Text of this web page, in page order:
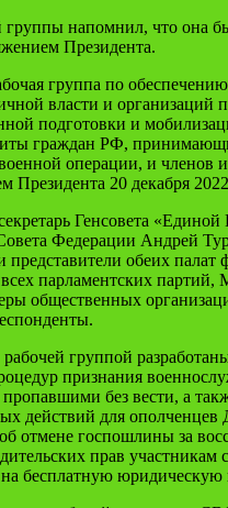
группы напомнил, что она
Президента.
группа по
власти и организаций
подготовки и
граждан РФ,
операции, и членов
Президента 20 декабря
Генсовета
Федерации Андрей
обеих палат
парламентских партий,
общественных
группой
признания
без вести, а
действий для ополченцев
отмене госпошлины за
прав участникам
на бесплатную